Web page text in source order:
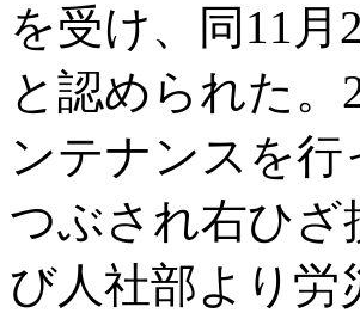
を受け、同11
と認められた。
ンテナンスを
つぶされ右ひざ
び人社部より労